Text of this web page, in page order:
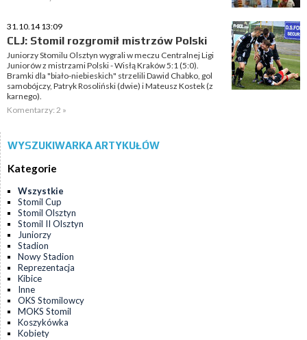
31.10.14 13:09
CLJ: Stomil rozgromił mistrzów Polski
Juniorzy Stomilu Olsztyn wygrali w meczu Centralnej Ligi
Juniorów z mistrzami Polski - Wisłą Kraków 5:1 (5:0).
Bramki dla "biało-niebieskich" strzelili Dawid Chabko, gol
samobójczy, Patryk Rosoliński (dwie) i Mateusz Kostek (z
karnego).
Komentarzy: 2 »
WYSZUKIWARKA ARTYKUŁÓW
Kategorie
Wszystkie
Stomil Cup
Stomil Olsztyn
Stomil II Olsztyn
Juniorzy
Stadion
Nowy Stadion
Reprezentacja
Kibice
Inne
OKS Stomilowcy
MOKS Stomil
Koszykówka
Kobiety